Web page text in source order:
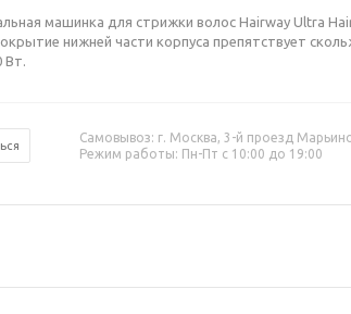
машинка для стрижки волос Hairway Ultra
нижней части корпуса препятствует
Вт.
Самовывоз: г. Москва, 3-й проезд
Режим работы: Пн-Пт с 10:00 до 19:00